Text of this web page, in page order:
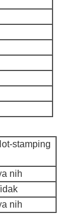
stamping
nih
nih